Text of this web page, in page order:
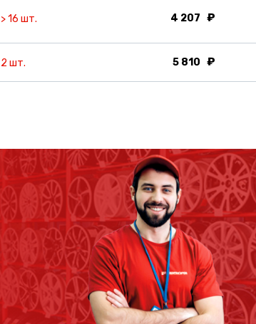
16 шт. 4 207
2 шт. 5 810